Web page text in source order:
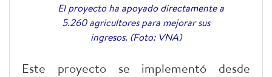
El proyecto ha apoyado directamente a
5.260 agricultores para mejorar sus
ingresos. (Foto: VNA)
Este proyecto se implementó desde